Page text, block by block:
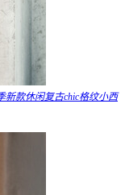
新款休闲复古chic格纹小西